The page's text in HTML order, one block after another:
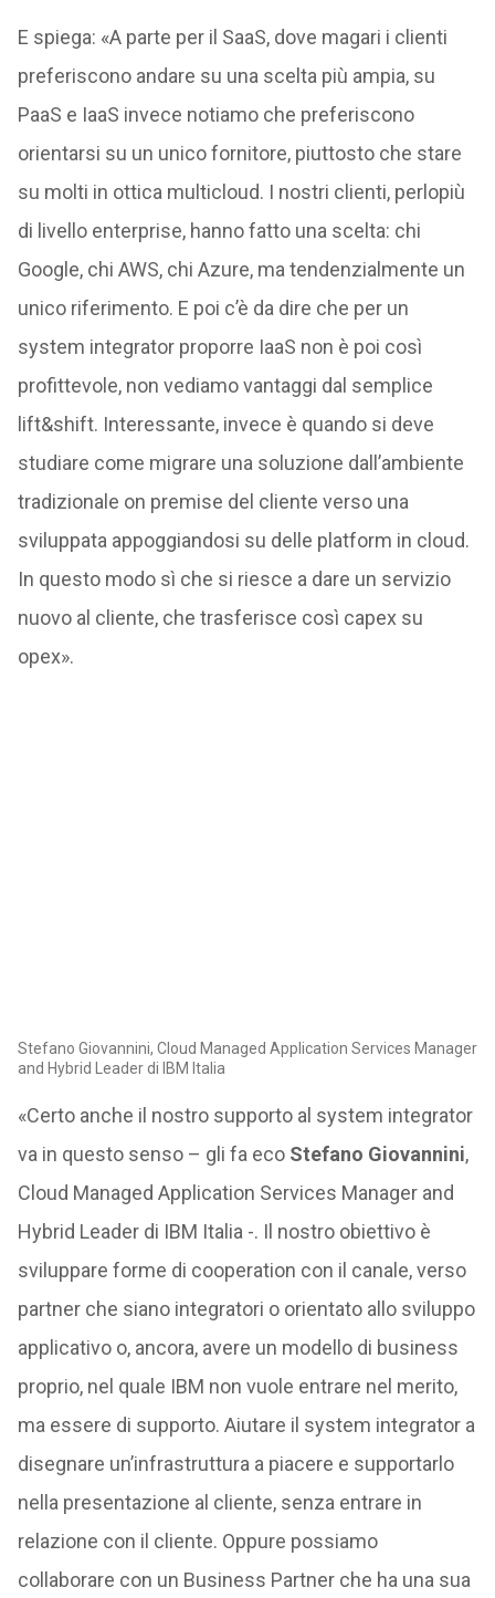
E spiega: «A parte per il SaaS, dove magari i clienti
preferiscono andare su una scelta più ampia, su
PaaS e IaaS invece notiamo che preferiscono
orientarsi su un unico fornitore, piuttosto che stare
su molti in ottica multicloud. I nostri clienti, perlopiù
di livello enterprise, hanno fatto una scelta: chi
Google, chi AWS, chi Azure, ma tendenzialmente un
unico riferimento. E poi c’è da dire che per un
system integrator proporre IaaS non è poi così
profittevole, non vediamo vantaggi dal semplice
lift&shift. Interessante, invece è quando si deve
studiare come migrare una soluzione dall’ambiente
tradizionale on premise del cliente verso una
sviluppata appoggiandosi su delle platform in cloud.
In questo modo sì che si riesce a dare un servizio
nuovo al cliente, che trasferisce così capex su
opex».
Stefano Giovannini, Cloud Managed Application Services Manager
and Hybrid Leader di IBM Italia
«Certo anche il nostro supporto al system integrator
va in questo senso – gli fa eco Stefano Giovannini,
Cloud Managed Application Services Manager and
Hybrid Leader di IBM Italia -. Il nostro obiettivo è
sviluppare forme di cooperation con il canale, verso
partner che siano integratori o orientato allo sviluppo
applicativo o, ancora, avere un modello di business
proprio, nel quale IBM non vuole entrare nel merito,
ma essere di supporto. Aiutare il system integrator a
disegnare un’infrastruttura a piacere e supportarlo
nella presentazione al cliente, senza entrare in
relazione con il cliente. Oppure possiamo
collaborare con un Business Partner che ha una sua